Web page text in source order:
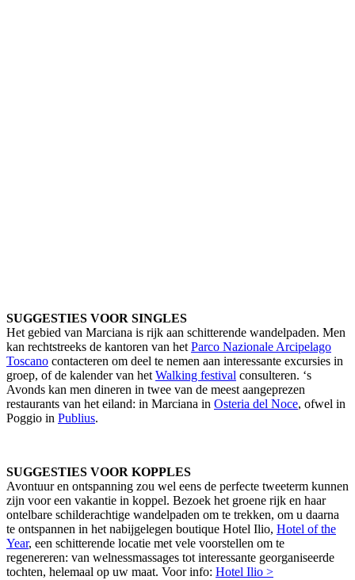
SUGGESTIES VOOR SINGLES
Het gebied van Marciana is rijk aan schitterende wandelpaden. Men
kan rechtstreeks de kantoren van het Parco Nazionale Arcipelago
Toscano contacteren om deel te nemen aan interessante excursies in
groep, of de kalender van het Walking festival consulteren. ‘s
Avonds kan men dineren in twee van de meest aangeprezen
restaurants van het eiland: in Marciana in Osteria del Noce, ofwel in
Poggio in Publius.
SUGGESTIES VOOR KOPPLES
Avontuur en ontspanning zou wel eens de perfecte tweeterm kunnen
zijn voor een vakantie in koppel. Bezoek het groene rijk en haar
ontelbare schilderachtige wandelpaden om te trekken, om u daarna
te ontspannen in het nabijgelegen boutique Hotel Ilio, Hotel of the
Year, een schitterende locatie met vele voorstellen om te
regenereren: van welnessmassages tot interessante georganiseerde
tochten, helemaal op uw maat. Voor info: Hotel Ilio >